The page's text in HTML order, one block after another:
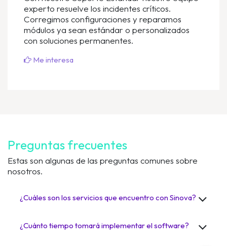
experto resuelve los incidentes críticos.
Corregimos configuraciones y reparamos
módulos ya sean estándar o personalizados
con soluciones permanentes.
Me interesa
Preguntas frecuentes
Estas son algunas de las preguntas comunes sobre
nosotros.
¿Cuáles son los servicios que encuentro con Sinova?
¿Cuánto tiempo tomará implementar el software?